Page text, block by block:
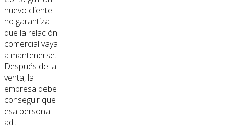
nuevo cliente
no garantiza
que la relación
comercial vaya
a mantenerse.
Después de la
venta, la
empresa debe
conseguir que
esa persona
ad...